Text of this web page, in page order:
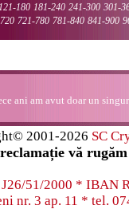
180 181-240 241-300 301-
721-780 781-840 841-900
ani am avut doar un
2001-2026 SC
vă
51/2000 * IBAN
nr. 3 ap. 11 * tel.